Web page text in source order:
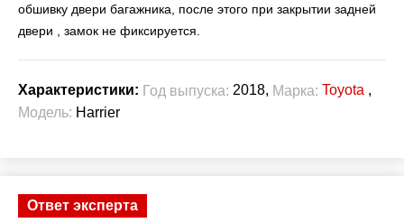
обшивку двери багажника, после этого при закрытии задней
двери , замок не фиксируется.
Характеристики: Год выпуска: 2018, Марка: Toyota ,
Модель: Harrier
Ответ эксперта